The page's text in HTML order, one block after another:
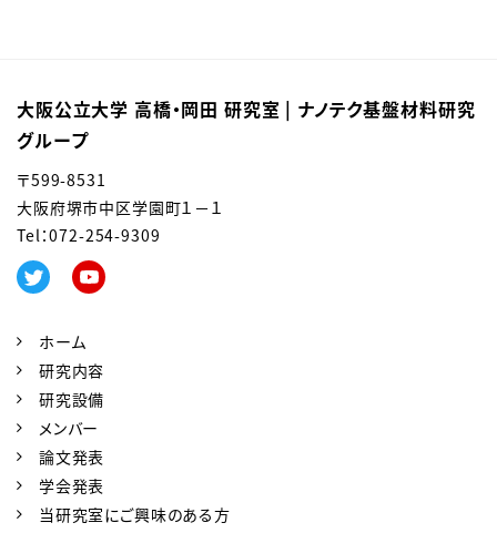
大阪公立大学 高橋・岡田 研究室 | ナノテク基盤材料研究
グループ
〒599-8531
大阪府堺市中区学園町１－１
Tel：072-254-9309
ホーム
研究内容
研究設備
メンバー
論文発表
学会発表
当研究室にご興味のある方